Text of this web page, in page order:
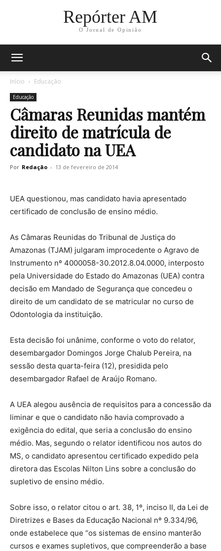
Repórter AM
O Jornal de Opinião
Início Educação
Educação
Câmaras Reunidas mantém
direito de matrícula de
candidato na UEA
Por Redação - 13 de fevereiro de 2014
UEA questionou, mas candidato havia apresentado
certificado de conclusão de ensino médio.
As Câmaras Reunidas do Tribunal de Justiça do
Amazonas (TJAM) julgaram improcedente o Agravo de
Instrumento nº 4000058-30.2012.8.04.0000, interposto
pela Universidade do Estado do Amazonas (UEA) contra
decisão em Mandado de Segurança que concedeu o
direito de um candidato de se matricular no curso de
Odontologia da instituição.
Esta decisão foi unânime, conforme o voto do relator,
desembargador Domingos Jorge Chalub Pereira, na
sessão desta quarta-feira (12), presidida pelo
desembargador Rafael de Araújo Romano.
A UEA alegou ausência de requisitos para a concessão da
liminar e que o candidato não havia comprovado a
exigência do edital, que seria a conclusão do ensino
médio. Mas, segundo o relator identificou nos autos do
MS, o candidato apresentou certificado expedido pela
diretora das Escolas Nilton Lins sobre a conclusão do
supletivo de ensino médio.
Sobre isso, o relator citou o art. 38, 1º, inciso II, da Lei de
Diretrizes e Bases da Educação Nacional nº 9.334/96,
onde estabelece que “os sistemas de ensino manterão
cursos e exames supletivos, que compreenderão a base